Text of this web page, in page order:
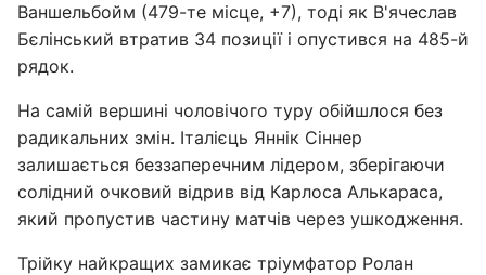
Ваншельбойм (479-те місце, +7), тоді як В'ячеслав
Бєлінський втратив 34 позиції і опустився на 485-й
рядок.
На самій вершині чоловічого туру обійшлося без
радикальних змін. Італієць Яннік Сіннер
залишається беззаперечним лідером, зберігаючи
солідний очковий відрив від Карлоса Алькараса,
який пропустив частину матчів через ушкодження.
Трійку найкращих замикає тріумфатор Ролан